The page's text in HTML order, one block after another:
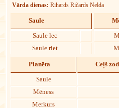
Vārda dienas: Rihards Ričards Nelda
Saule
Saule lec
Saule riet
Planēta Ceļš
Saule
Mēness
Merkurs